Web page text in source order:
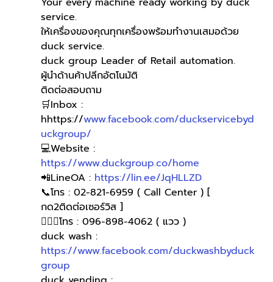
service.
ให้เครื่องของคุณทุกเครื่องพร้อมทำงานเสมอด้วย
duck service.
duck group Leader of Retail automation.
ผู้นำด้านค้าปลีกอัตโนมัติ
ติดต่อสอบถาม
🛒Inbox :
hhttps://www.facebook.com/duckservicebyd
uckgroup/
💻Website :
https://www.duckgroup.co/home
📲LineOA : https://lin.ee/JqHLLZD
📞โทร : 02-821-6959 ( Call Center ) [
กด2ติดต่อเซอร์วิส ]
🙋🏻‍♀โทร : 096-898-4062 ( แวว )
duck wash :
https://www.facebook.com/duckwashbyduck
group